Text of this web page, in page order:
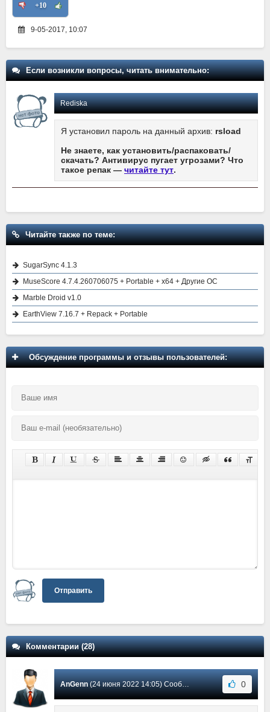
+10
9-05-2017, 10:07
Если возникли вопросы, читать внимательно:
Rediska
Я установил пароль на данный архив: rsload
Не знаете, как установить/распаковать/
скачать? Антивирус пугает угрозами? Что
такое репак — читайте тут.
Читайте также по теме:
SugarSync 4.1.3
MuseScore 4.7.4.260706075 + Portable + x64 + Другие ОС
Marble Droid v1.0
EarthView 7.16.7 + Repack + Portable
Обсуждение программы и отзывы пользователей:
Отправить
Комментарии (28)
AnGenn(24 июня 2022 14:05) Сообщение #27 0